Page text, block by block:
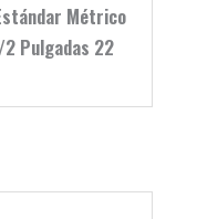
Métrico
Pulgadas 22